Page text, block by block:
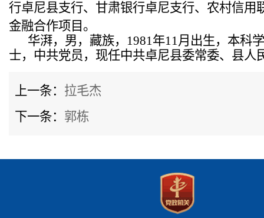
行卓尼县支行、甘肃银行卓尼支行、农村信用
金融合作项目。
华湃，男，藏族，1981年11月出生，本科
士，中共党员，现任中共卓尼县委常委、县人
上一条： 拉毛杰
下一条： 郭栋